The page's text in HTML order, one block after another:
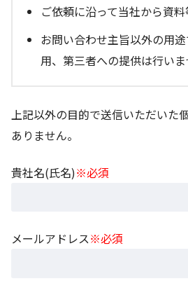
ご依頼に沿って当社から資
お問い合わせ主旨以外の用
用、第三者への提供は行いま
上記以外の目的で送信いただいた
ありません。
貴社名(氏名)※必須
メールアドレス※必須